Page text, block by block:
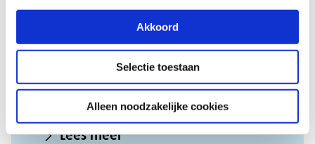
Akkoord
Selectie toestaan
Alleen noodzakelijke cookies
zo ga je ermee werken
Medezeggenschap: wat is het, waarom is het
belangrijk en hoe kun je het zelf vormgeven?
Meer over de verschillende vormen en
praktische tips.
Lees meer